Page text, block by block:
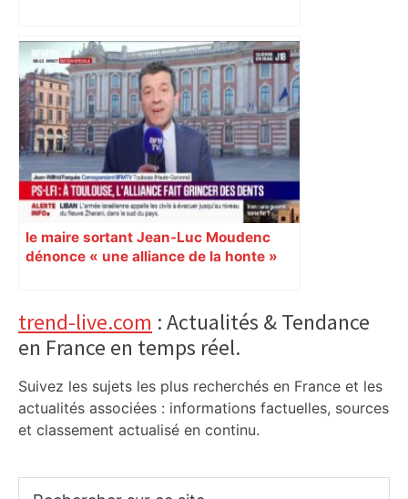
A680 Toulouse fermée dans les 2 sens
– Radio VINCI Autoroutes
le maire sortant Jean-Luc Moudenc
dénonce « une alliance de la honte »
Primary
Sidebar
trend-live.com : Actualités & Tendance
en France en temps réel.
Suivez les sujets les plus recherchés en France et les
actualités associées : informations factuelles, sources
et classement actualisé en continu.